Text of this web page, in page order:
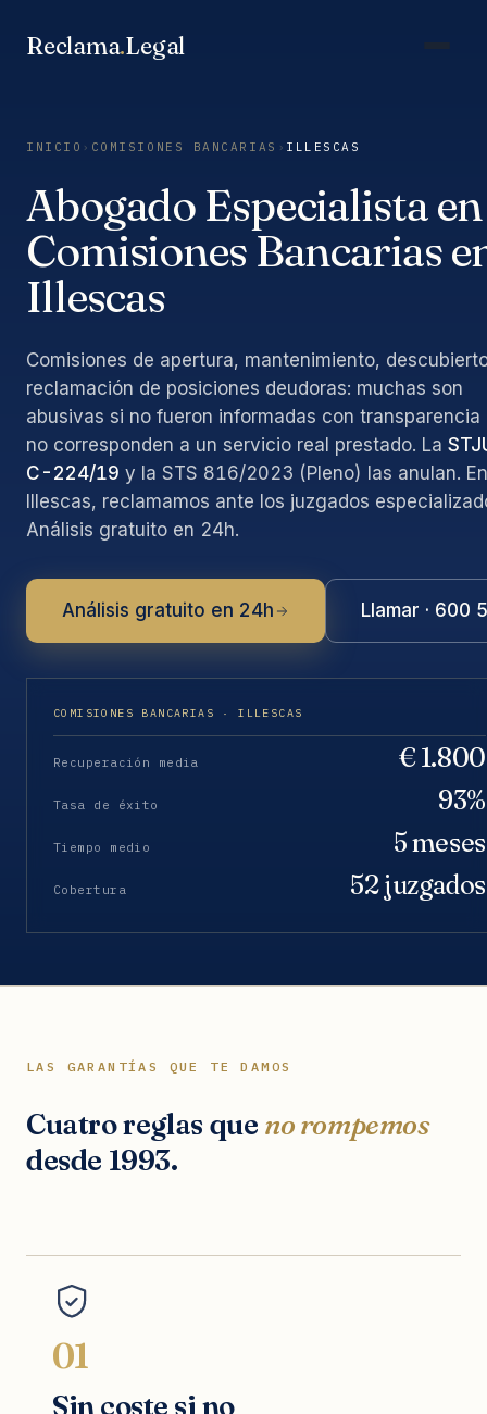
Reclama.Legal
INICIO › COMISIONES BANCARIAS › ILLESCAS
Abogado Especialista en
Comisiones Bancarias
Illescas
Comisiones de apertura, mantenimiento,
reclamación de posiciones deudoras: muchas son
abusivas si no fueron informadas con transparencia
no corresponden a un servicio real prestado. La
C-224/19 y la STS 816/2023 (Pleno) las anulan. En
Illescas, reclamamos ante los juzgados
Análisis gratuito en 24h.
Análisis gratuito en 24h Llamar · 600
COMISIONES BANCARIAS · ILLESCAS
Recuperación media € 1.800
Tasa de éxito 93%
Tiempo medio 5 meses
Cobertura 52 juzgados
LAS GARANTÍAS QUE TE DAMOS
Cuatro reglas que no rompemos
desde 1993.
01
Sin coste si no